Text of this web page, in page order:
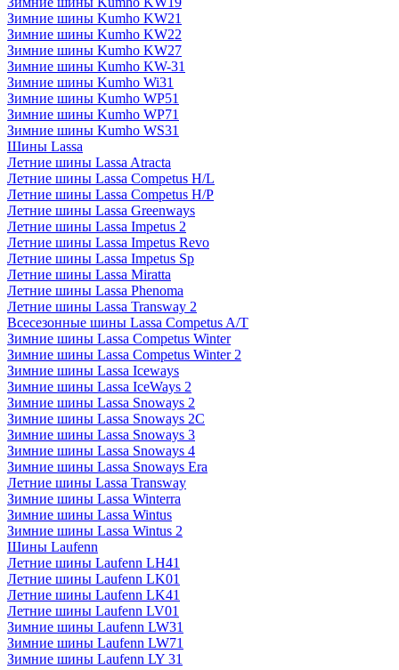
Зимние шины Kumho KW21
Зимние шины Kumho KW22
Зимние шины Kumho KW27
Зимние шины Kumho KW-31
Зимние шины Kumho Wi31
Зимние шины Kumho WP51
Зимние шины Kumho WP71
Зимние шины Kumho WS31
Шины Lassa
Летние шины Lassa Atracta
Летние шины Lassa Competus H/L
Летние шины Lassa Competus H/P
Летние шины Lassa Greenways
Летние шины Lassa Impetus 2
Летние шины Lassa Impetus Revo
Летние шины Lassa Impetus Sp
Летние шины Lassa Miratta
Летние шины Lassa Phenoma
Летние шины Lassa Transway 2
Всесезонные шины Lassa Competus A/T
Зимние шины Lassa Competus Winter
Зимние шины Lassa Competus Winter 2
Зимние шины Lassa Iceways
Зимние шины Lassa IceWays 2
Зимние шины Lassa Snoways 2
Зимние шины Lassa Snoways 2C
Зимние шины Lassa Snoways 3
Зимние шины Lassa Snoways 4
Зимние шины Lassa Snoways Era
Летние шины Lassa Transway
Зимние шины Lassa Winterra
Зимние шины Lassa Wintus
Зимние шины Lassa Wintus 2
Шины Laufenn
Летние шины Laufenn LH41
Летние шины Laufenn LK01
Летние шины Laufenn LK41
Летние шины Laufenn LV01
Зимние шины Laufenn LW31
Зимние шины Laufenn LW71
Зимние шины Laufenn LY 31